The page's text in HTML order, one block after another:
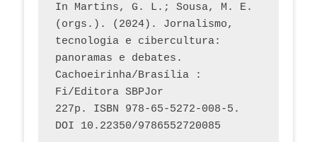
In Martins, G. L.; Sousa, M. E.
(orgs.). (2024). Jornalismo,
tecnologia e cibercultura:
panoramas e debates.
Cachoeirinha/Brasília :
Fi/Editora SBPJor
227p. ISBN 978-65-5272-008-5.
DOI 10.22350/9786552720085